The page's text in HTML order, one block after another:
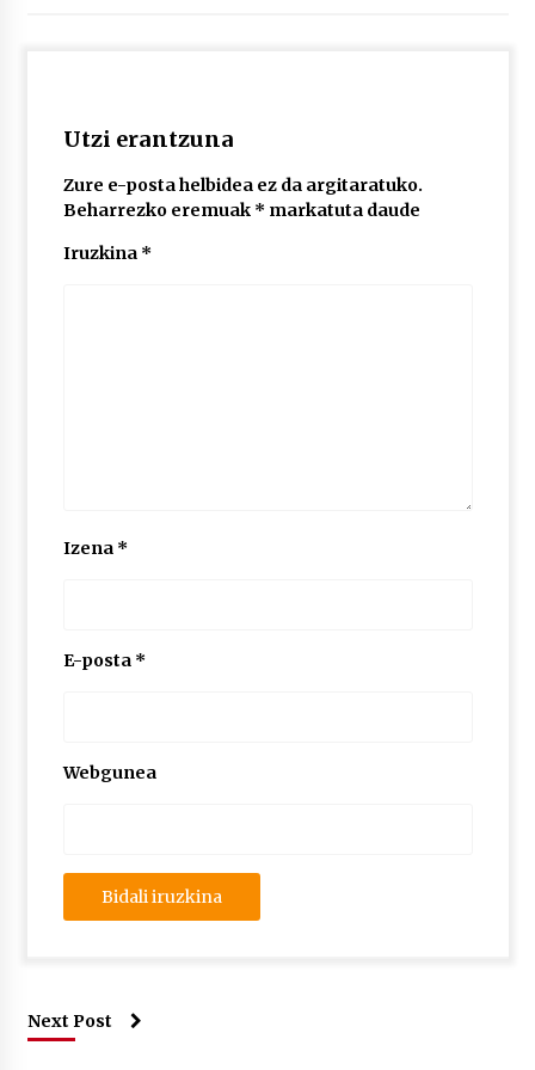
Utzi erantzuna
Zure e-posta helbidea ez da argitaratuko.
Beharrezko eremuak * markatuta daude
Iruzkina *
Izena *
E-posta *
Webgunea
Next Post